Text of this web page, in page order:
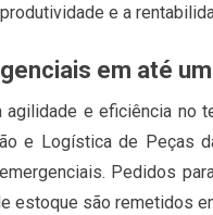
e a
em até
agilidade e eficiência no
e Logística de Peças
Pedidos
estoque são remetidos